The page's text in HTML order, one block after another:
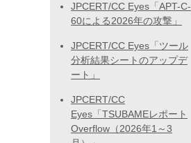
JPCERT/CC Eyes「APT-C-
60による2026年の攻撃」
JPCERT/CC Eyes「ツール
分析結果シートのアップデ
ート」
JPCERT/CC
Eyes「TSUBAMEレポート
Overflow（2026年1～3